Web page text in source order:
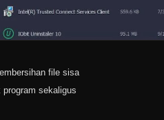
file sisa
sekaligus